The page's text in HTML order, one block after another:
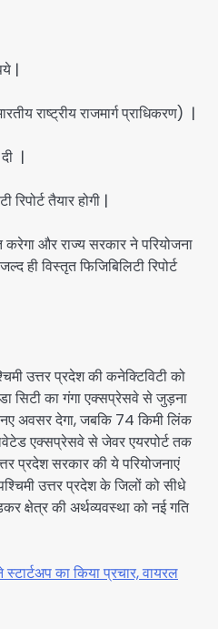
|
राष्ट्रीय राजमार्ग प्राधिकरण) |
|
तैयार होगी |
और राज्य सरकार ने परियोजना
ही विस्तृत फिजिबिलिटी रिपोर्ट
उत्तर प्रदेश की कनेक्टिविटी को
सिटी का गंगा एक्सप्रेसवे से जुड़ना
अवसर देगा, जबकि 74 किमी लिंक
एक्सप्रेसवे से जेवर एयरपोर्ट तक
प्रदेश सरकार की ये परियोजनाएं
उत्तर प्रदेश के जिलों को सीधे
क्षेत्र की अर्थव्यवस्था को नई गति
का किया प्रचार, वायरल